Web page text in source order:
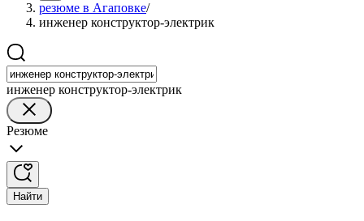
резюме в Агаповке/
инженер конструктор-электрик
инженер конструктор-электрик
Резюме
Найти